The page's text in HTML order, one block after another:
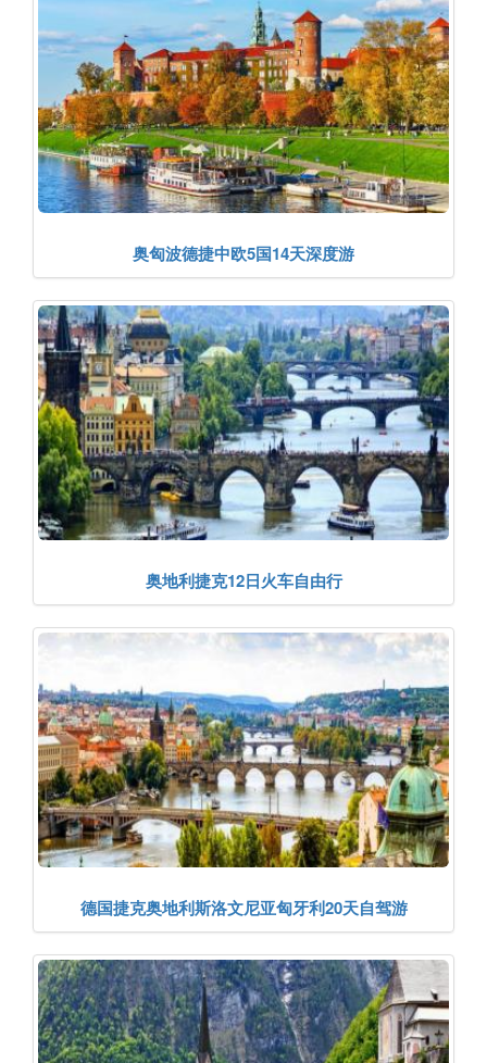
奥匈波德捷中欧5国14天深度游
奥地利捷克12日火车自由行
德国捷克奥地利斯洛文尼亚匈牙利20天自驾游